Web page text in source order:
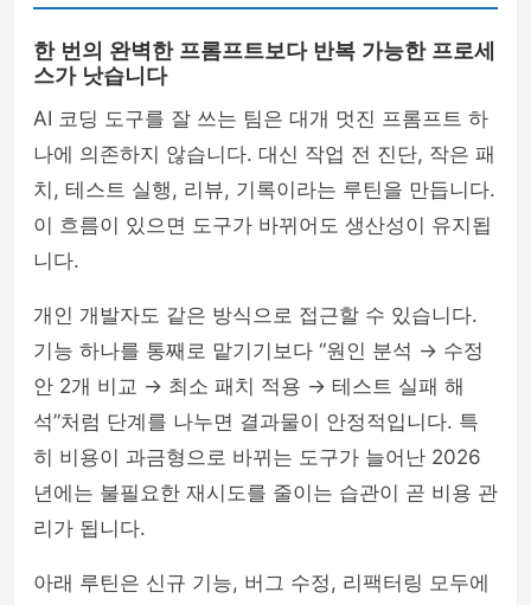
한 번의 완벽한 프롬프트보다 반복 가능한 프로세
스가 낫습니다
AI 코딩 도구를 잘 쓰는 팀은 대개 멋진 프롬프트 하
나에 의존하지 않습니다. 대신 작업 전 진단, 작은 패
치, 테스트 실행, 리뷰, 기록이라는 루틴을 만듭니다.
이 흐름이 있으면 도구가 바뀌어도 생산성이 유지됩
니다.
개인 개발자도 같은 방식으로 접근할 수 있습니다.
기능 하나를 통째로 맡기기보다 “원인 분석 → 수정
안 2개 비교 → 최소 패치 적용 → 테스트 실패 해
석”처럼 단계를 나누면 결과물이 안정적입니다. 특
히 비용이 과금형으로 바뀌는 도구가 늘어난 2026
년에는 불필요한 재시도를 줄이는 습관이 곧 비용 관
리가 됩니다.
아래 루틴은 신규 기능, 버그 수정, 리팩터링 모두에